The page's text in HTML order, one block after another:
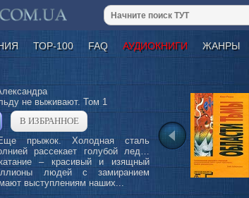
ТОР-100 FAQ АУДИОКНИГИ ЖАНРЫ
не выживают. Том 1
В ИЗБРАННОЕ
прыжок. Холодная сталь
рассекает голубой лед…
– красивый и изящный
людей с замиранием
выступлениям наших...